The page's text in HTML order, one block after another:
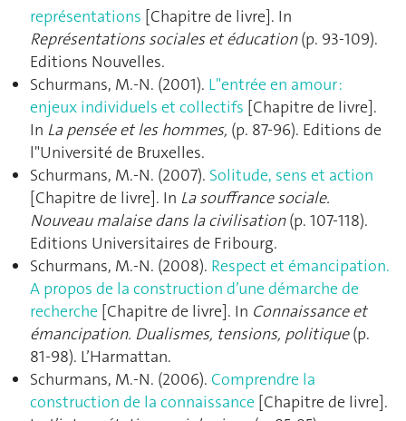
représentations [Chapitre de livre]. In
Représentations sociales et éducation(p. 93‑109).
Editions Nouvelles.
Schurmans, M.-N. (2001). L"entrée en amour :
enjeux individuels et collectifs [Chapitre de livre].
In La pensée et les hommes, (p. 87‑96). Editions de
l"Université de Bruxelles.
Schurmans, M.-N. (2007). Solitude, sens et action
[Chapitre de livre]. In La souffrance sociale.
Nouveau malaise dans la civilisation(p. 107‑118).
Editions Universitaires de Fribourg.
Schurmans, M.-N. (2008). Respect et émancipation.
A propos de la construction d’une démarche de
recherche [Chapitre de livre]. In Connaissance et
émancipation. Dualismes, tensions, politique(p.
81‑98). L’Harmattan.
Schurmans, M.-N. (2006). Comprendre la
construction de la connaissance [Chapitre de livre].